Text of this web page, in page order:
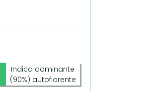
Indica dominante
(90%) autofiorente